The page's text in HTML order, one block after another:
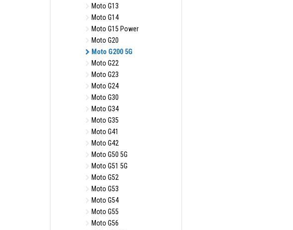
Moto G13
Moto G14
Moto G15 Power
Moto G20
Moto G200 5G
Moto G22
Moto G23
Moto G24
Moto G30
Moto G34
Moto G35
Moto G41
Moto G42
Moto G50 5G
Moto G51 5G
Moto G52
Moto G53
Moto G54
Moto G55
Moto G56